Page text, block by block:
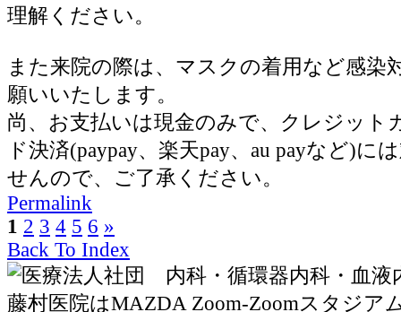
理解ください。
また来院の際は、マスクの着用など感染
願いいたします。
尚、お支払いは現金のみで、クレジット
ド決済(paypay、楽天pay、au payなど)に
せんので、ご了承ください。
Permalink
1 2 3 4 5 6 »
Back To Index